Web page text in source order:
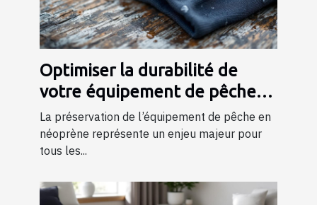
Optimiser la durabilité de
votre équipement de pêche
en néoprène
La préservation de l’équipement de pêche en
néoprène représente un enjeu majeur pour
tous les...